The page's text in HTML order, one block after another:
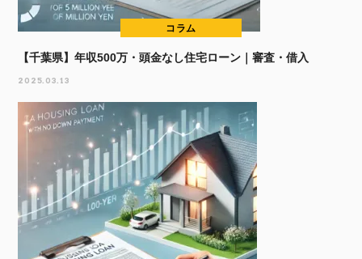
コラム
【千葉県】年収500万・頭金なし住宅ローン｜審査・借入
2025.03.13